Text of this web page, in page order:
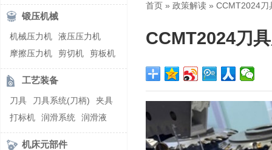
立式镗(铣)床
卧式镗(铣)床
龙门铣镗床
立式铣床
卧式铣床
雕刻机
平面磨床
外圆磨床
内圆磨床
龙门磨床
滚齿机\铣齿机
刨床
带锯床
车削加工中心
立式加工中心
卧式加工中心
龙门加工中心
锻压机械
机械压力机
液压压力机
摩擦压力机
剪切机
剪板机
自动锻压机
折弯机
弯管机
快速成型机
工艺装备
刀具 刀具系统(刀柄)
夹具
打标机
润滑系统
润滑液
切削液
刃磨机
机床元部件
首页 » 政策解读 » CCMT2024刀
CCMT2024刀